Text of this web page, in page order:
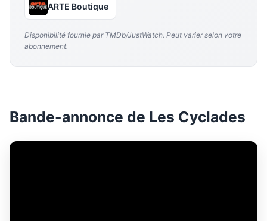
ARTE Boutique
Disponibilité fournie par TMDb/JustWatch. Peut varier selon votre
abonnement.
Bande-annonce de Les Cyclades